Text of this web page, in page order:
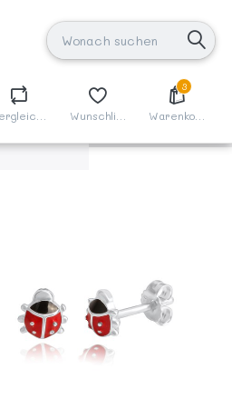
3
Warenkorb